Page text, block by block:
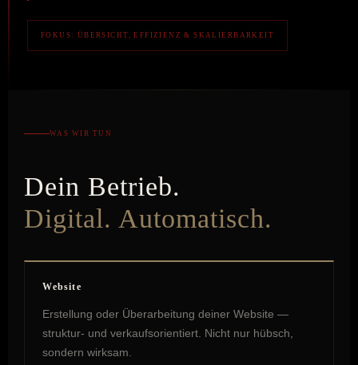
FOKUS: ÜBERSICHT, EFFIZIENZ & SKALIERBARKEIT
WAS WIR TUN
Dein Betrieb.
Digital. Automatisch.
Website
Erstellung oder Überarbeitung deiner Website —
struktur- und verkaufsorientiert. Nicht nur hübsch,
sondern wirksam.